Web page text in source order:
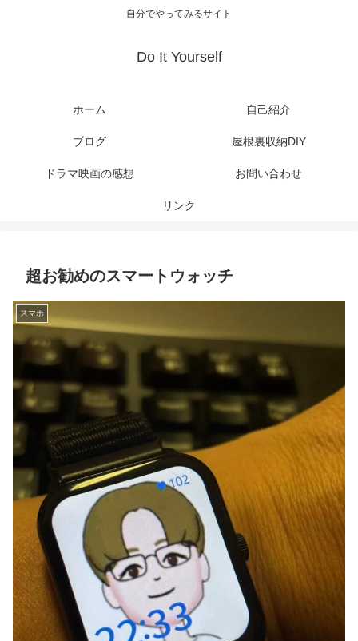
自分でやってみるサイト
Do It Yourself
ホーム 自己紹介
ブログ 屋根裏収納DIY
ドラマ映画の感想 お問い合わせ
リンク
超お勧めのスマートウォッチ
スマホ